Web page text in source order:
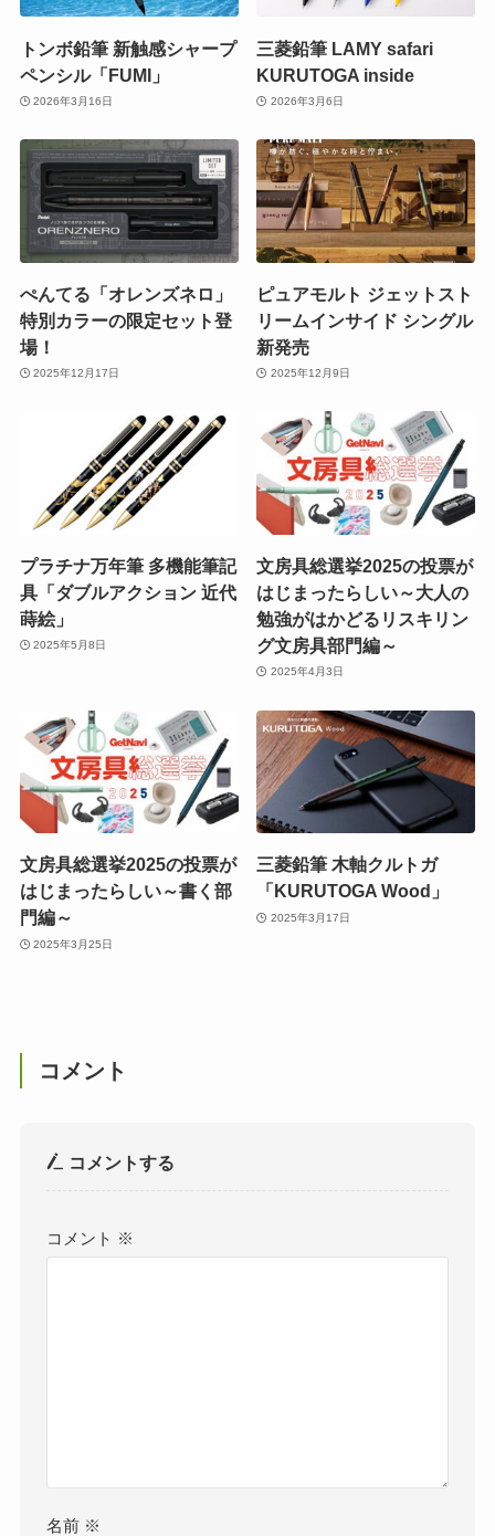
トンボ鉛筆 新触感シャープ
ペンシル「FUMI」
2026年3月16日
三菱鉛筆 LAMY safari
KURUTOGA inside
2026年3月6日
ぺんてる「オレンズネロ」
特別カラーの限定セット登
場！
2025年12月17日
ピュアモルト ジェットスト
リームインサイド シングル
新発売
2025年12月9日
プラチナ万年筆 多機能筆記
具「ダブルアクション 近代
蒔絵」
2025年5月8日
文房具総選挙2025の投票が
はじまったらしい～大人の
勉強がはかどるリスキリン
グ文房具部門編～
2025年4月3日
文房具総選挙2025の投票が
はじまったらしい～書く部
門編～
2025年3月25日
三菱鉛筆 木軸クルトガ
「KURUTOGA Wood」
2025年3月17日
コメント
コメントする
コメント ※
名前 ※